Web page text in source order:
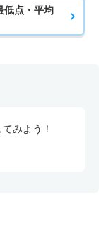
低点・平均
みよう！